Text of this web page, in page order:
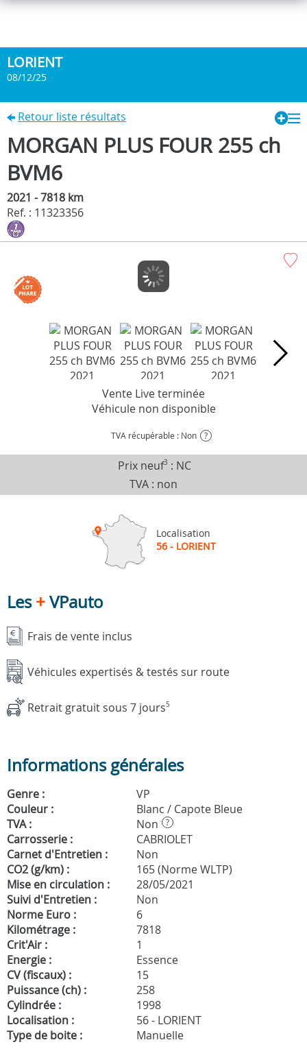
LORIENT
08/12/25
Retour liste résultats
MORGAN PLUS FOUR 255 ch
BVM6
2021 - 7818 km
Ref. : 11323356
Vente Live terminée
Véhicule non disponible
TVA récupérable : Non ?
Prix neuf3 : NC
TVA : non
Localisation
56 - LORIENT
Les+VPauto
Frais de vente inclus
Véhicules expertisés & testés sur route
Retrait gratuit sous 7 jours5
Informations générales
Genre :
VP
Couleur :
Blanc / Capote Bleue
TVA :
Non ?
Carrosserie :
CABRIOLET
Carnet d'Entretien :
Non
CO2 (g/km) :
165 (Norme WLTP)
Mise en circulation :
28/05/2021
Suivi d'Entretien :
Non
Norme Euro :
6
Kilométrage :
7818
Crit'Air :
1
Energie :
Essence
CV (fiscaux) :
15
Puissance (ch) :
258
Cylindrée :
1998
Localisation :
56 - LORIENT
Type de boite :
Manuelle